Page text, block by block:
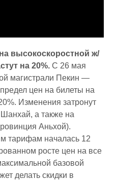
высокоскоростной ж/
на 20%. С 26 мая
магистрали Пекин —
цен на билеты на
Изменения затронут
а также на
Аньхой).
тарифам началась 12
росте цен на все
базовой
делать скидки в